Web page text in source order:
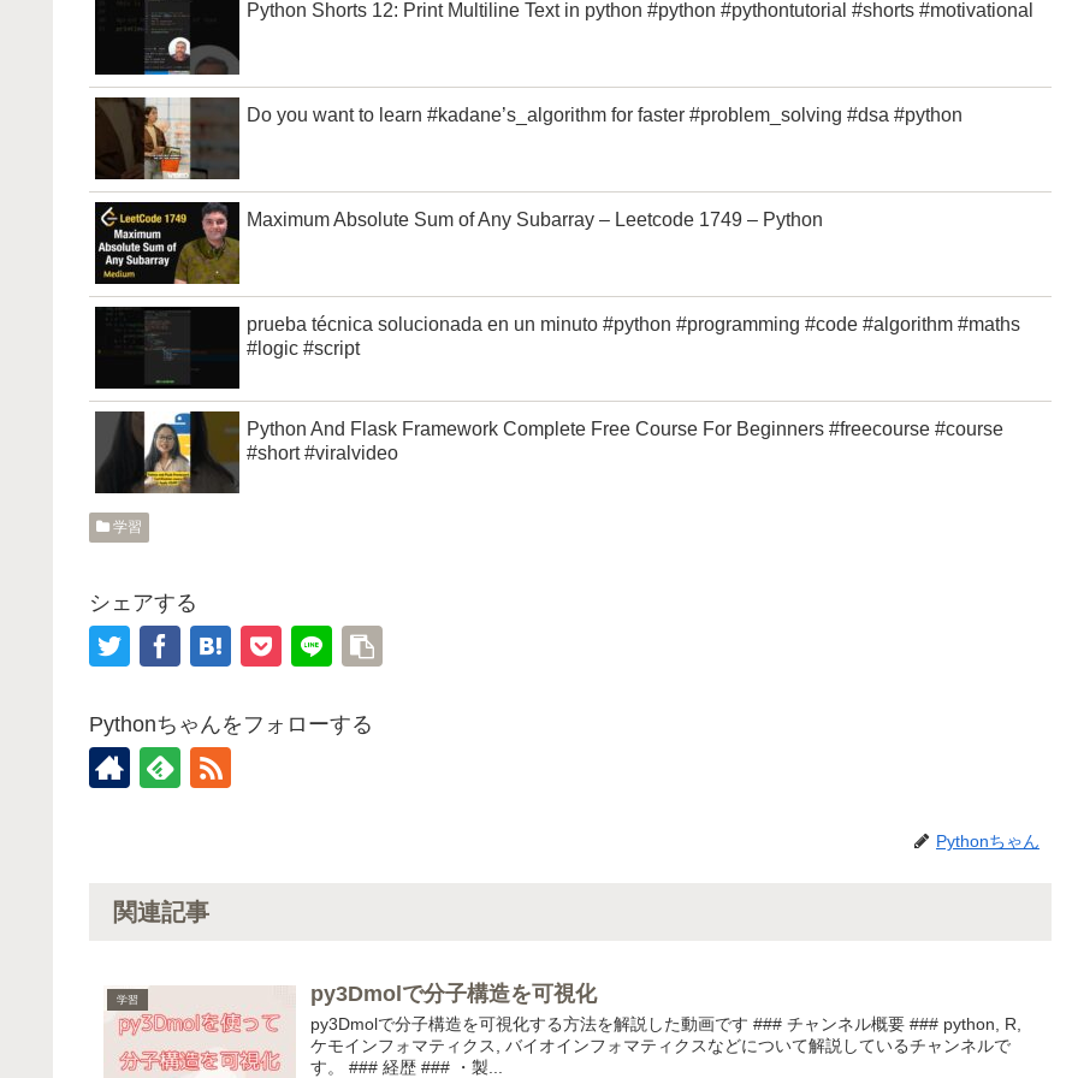
Python Shorts 12: Print Multiline Text in python #python #pythontutorial #shorts #motivational
Do you want to learn #kadane’s_algorithm for faster #problem_solving #dsa #python
Maximum Absolute Sum of Any Subarray – Leetcode 1749 – Python
prueba técnica solucionada en un minuto #python #programming #code #algorithm #maths
#logic #script
Python And Flask Framework Complete Free Course For Beginners #freecourse #course
#short #viralvideo
学習
シェアする
Pythonちゃんをフォローする
Pythonちゃん
関連記事
学習 py3Dmolで分子構造を可視化
py3Dmolで分子構造を可視化する方法を解説した動画です ### チャンネル概要 ### python, R,
ケモインフォマティクス, バイオインフォマティクスなどについて解説しているチャンネルで
す。 ### 経歴 ### ・製...